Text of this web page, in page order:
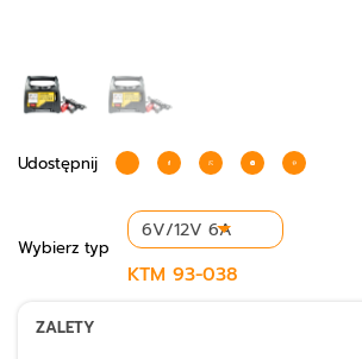
Udostępnij
Wybierz typ
KTM 93-038
ZALETY